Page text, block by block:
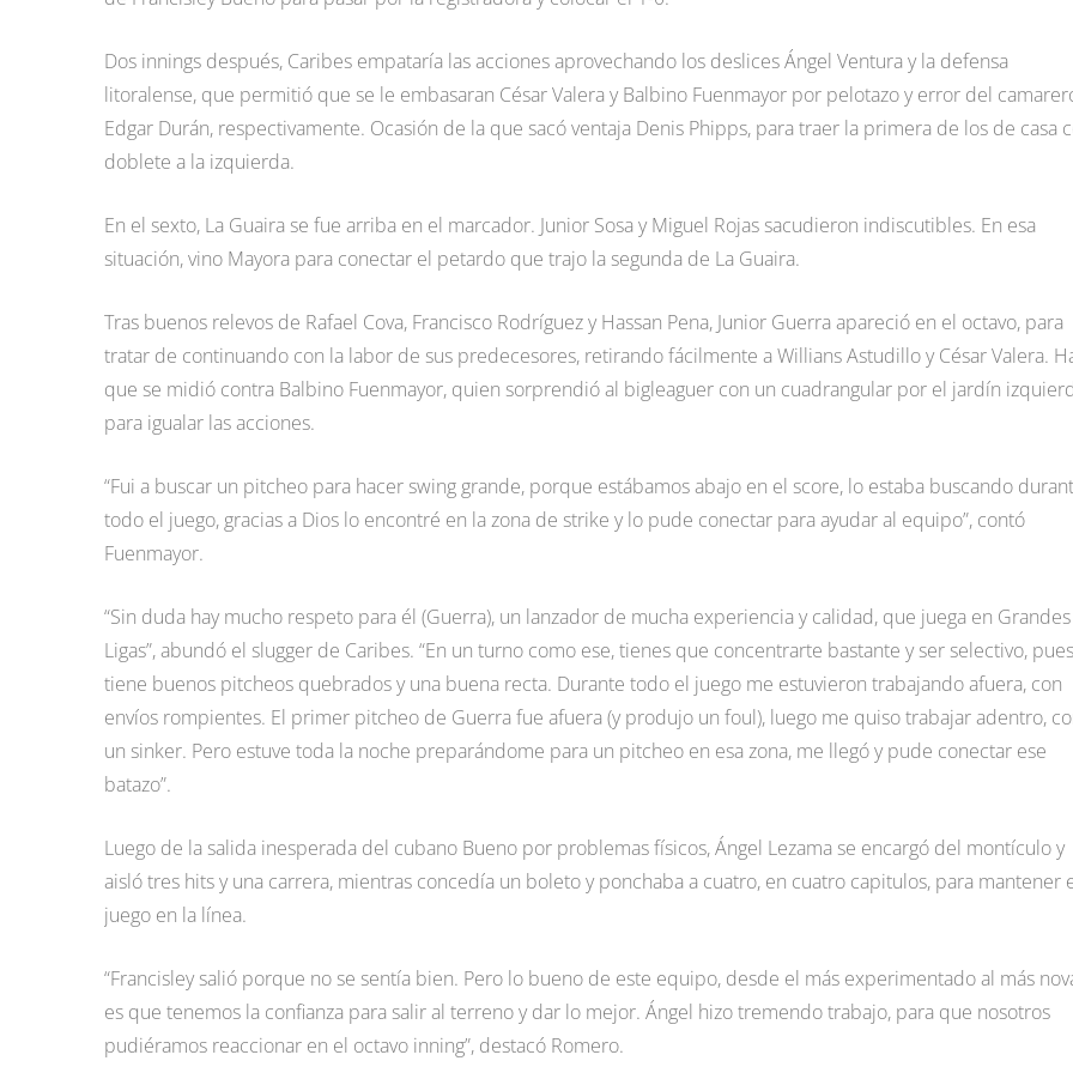
Dos innings después, Caribes empataría las acciones aprovechando los deslices Ángel Ventura y la defensa
litoralense, que permitió que se le embasaran César Valera y Balbino Fuenmayor por pelotazo y error del
Edgar Durán, respectivamente. Ocasión de la que sacó ventaja Denis Phipps, para traer la primera de los de casa
doblete a la izquierda.
En el sexto, La Guaira se fue arriba en el marcador. Junior Sosa y Miguel Rojas sacudieron indiscutibles. En esa
situación, vino Mayora para conectar el petardo que trajo la segunda de La Guaira.
Tras buenos relevos de Rafael Cova, Francisco Rodríguez y Hassan Pena, Junior Guerra apareció en el octavo, para
tratar de continuando con la labor de sus predecesores, retirando fácilmente a Willians Astudillo y César Valera.
que se midió contra Balbino Fuenmayor, quien sorprendió al bigleaguer con un cuadrangular por el jardín
para igualar las acciones.
“Fui a buscar un pitcheo para hacer swing grande, porque estábamos abajo en el score, lo estaba buscando
todo el juego, gracias a Dios lo encontré en la zona de strike y lo pude conectar para ayudar al equipo”, contó
Fuenmayor.
“Sin duda hay mucho respeto para él (Guerra), un lanzador de mucha experiencia y calidad, que juega en Grandes
Ligas”, abundó el slugger de Caribes. “En un turno como ese, tienes que concentrarte bastante y ser selectivo, pues
tiene buenos pitcheos quebrados y una buena recta. Durante todo el juego me estuvieron trabajando afuera, con
envíos rompientes. El primer pitcheo de Guerra fue afuera (y produjo un foul), luego me quiso trabajar adentro,
un sinker. Pero estuve toda la noche preparándome para un pitcheo en esa zona, me llegó y pude conectar ese
batazo”.
Luego de la salida inesperada del cubano Bueno por problemas físicos, Ángel Lezama se encargó del montículo y
aisló tres hits y una carrera, mientras concedía un boleto y ponchaba a cuatro, en cuatro capitulos, para mantener
juego en la línea.
“Francisley salió porque no se sentía bien. Pero lo bueno de este equipo, desde el más experimentado al más
es que tenemos la confianza para salir al terreno y dar lo mejor. Ángel hizo tremendo trabajo, para que nosotros
pudiéramos reaccionar en el octavo inning”, destacó Romero.